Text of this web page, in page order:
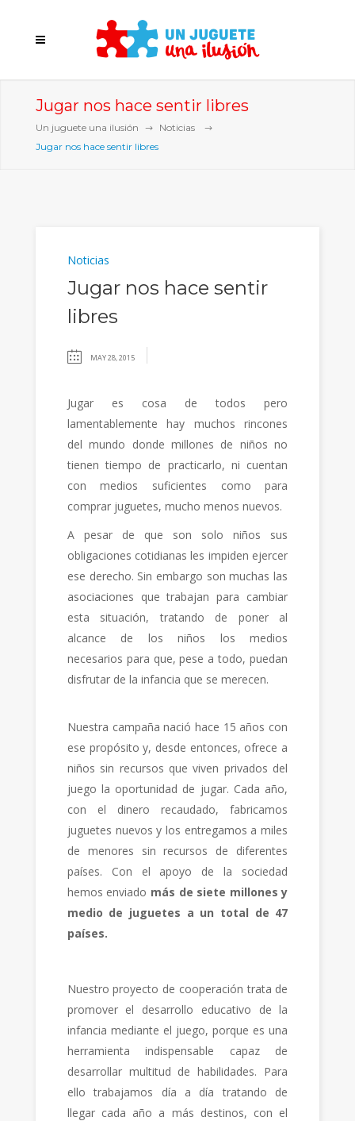
Jugar nos hace sentir libres
Un juguete una ilusión
Noticias
Jugar nos hace sentir libres
Noticias
Jugar nos hace sentir
libres
MAY 28, 2015
Jugar es cosa de todos pero
lamentablemente hay muchos rincones
del mundo donde millones de niños no
tienen tiempo de practicarlo, ni cuentan
con medios suficientes como para
comprar juguetes, mucho menos nuevos.
A pesar de que son solo niños sus
obligaciones cotidianas les impiden ejercer
ese derecho. Sin embargo son muchas las
asociaciones que trabajan para cambiar
esta situación, tratando de poner al
alcance de los niños los medios
necesarios para que, pese a todo, puedan
disfrutar de la infancia que se merecen.
Nuestra campaña nació hace 15 años con
ese propósito y, desde entonces, ofrece a
niños sin recursos que viven privados del
juego la oportunidad de jugar. Cada año,
con el dinero recaudado, fabricamos
juguetes nuevos y los entregamos a miles
de menores sin recursos de diferentes
países. Con el apoyo de la sociedad
hemos enviado más de siete millones y
medio de juguetes a un total de 47
países.
Nuestro proyecto de cooperación trata de
promover el desarrollo educativo de la
infancia mediante el juego, porque es una
herramienta indispensable capaz de
desarrollar multitud de habilidades. Para
ello trabajamos día a día tratando de
llegar cada año a más destinos, con el